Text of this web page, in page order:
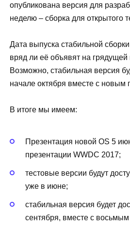
опубликована версия для
неделю – сборка для открытого
Дата выпуска стабильной
вряд ли её объявят на грядущей
Возможно, стабильная версия
начале октября вместе с новым
В итоге мы имеем:
Презентация новой OS 5
презентации WWDC 2017;
тестовые версии будут
уже в июне;
стабильная версия будет
сентября, вместе с